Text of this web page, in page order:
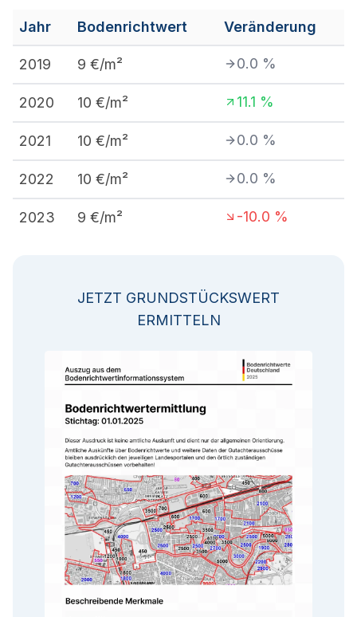
Jahr Bodenrichtwert Veränderung
2019 9 €/m² 0.0 %
2020 10 €/m² 11.1 %
2021 10 €/m² 0.0 %
2022 10 €/m² 0.0 %
2023 9 €/m² -10.0 %
JETZT GRUNDSTÜCKSWERT
ERMITTELN